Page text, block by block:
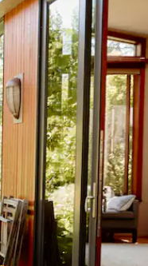
y hacia abajo, o bien